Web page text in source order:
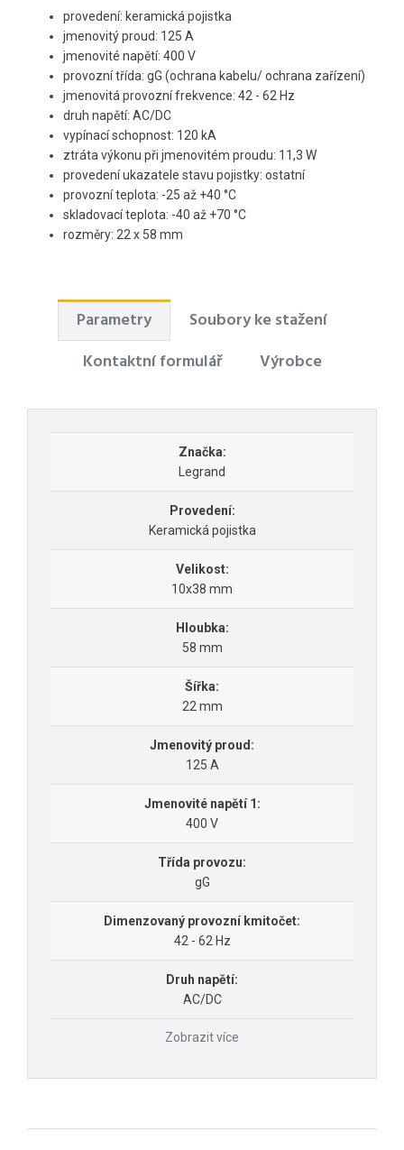
provedení: keramická pojistka
jmenovitý proud: 125 A
jmenovité napětí: 400 V
provozní třída: gG (ochrana kabelu/ ochrana zařízení)
jmenovitá provozní frekvence: 42 - 62 Hz
druh napětí: AC/DC
vypínací schopnost: 120 kA
ztráta výkonu při jmenovitém proudu: 11,3 W
provedení ukazatele stavu pojistky: ostatní
provozní teplota: -25 až +40 °C
skladovací teplota: -40 až +70 °C
rozměry: 22 x 58 mm
Parametry
Soubory ke stažení
Kontaktní formulář
Výrobce
Značka:
Legrand
Provedení:
Keramická pojistka
Velikost:
10x38 mm
Hloubka:
58 mm
Šířka:
22 mm
Jmenovitý proud:
125 A
Jmenovité napětí 1:
400 V
Třída provozu:
gG
Dimenzovaný provozní kmitočet:
42 - 62 Hz
Druh napětí:
AC/DC
Zobrazit více